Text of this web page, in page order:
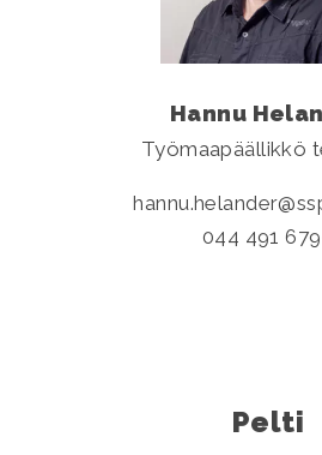
Hannu
Työmaapäällikkö
hannu.helander
044 491
Pelti